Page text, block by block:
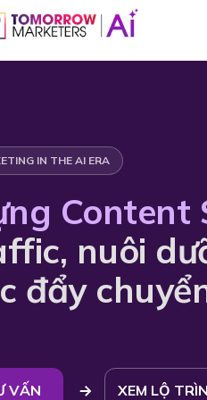
VẤN XEM LỘ
IN THE AI ERA
Content
nuôi
đẩy